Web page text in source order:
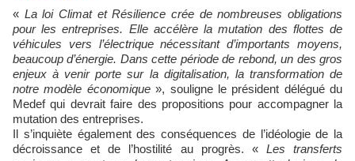
« La loi Climat et Résilience crée de nombreuses obligations
pour les entreprises. Elle accélère la mutation des flottes de
véhicules vers l’électrique nécessitant d’importants moyens,
beaucoup d’énergie. Dans cette période de rebond, un des gros
enjeux à venir porte sur la digitalisation, la transformation de
notre modèle économique», souligne le président délégué du
Medef qui devrait faire des propositions pour accompagner la
mutation des entreprises.
Il s’inquiète également des conséquences de l’idéologie de la
décroissance et de l’hostilité au progrès. « Les transferts